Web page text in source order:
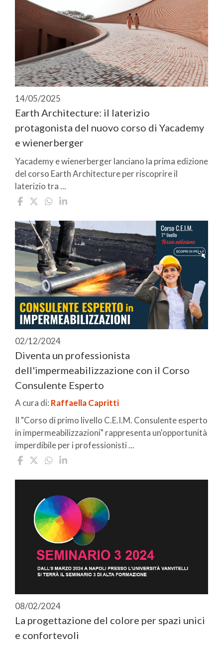
14/05/2025
Earth Architecture: il laterizio
protagonista del nuovo corso di Yacademy
e wienerberger
Yacademy e wienerberger lanciano la prima edizione
del corso Earth Architecture per riscoprire il
laterizio tra ...
02/12/2024
Diventa un professionista
dell'impermeabilizzazione con il Corso
Consulente Esperto
A cura di: Raffaella Capritti
Il "Corso di primo livello C.E.I.M. Consulente esperto
in impermeabilizzazioni" rappresenta un'opportunità
imperdibile per i professionisti ...
08/02/2024
La progettazione del colore per spazi unici
e confortevoli